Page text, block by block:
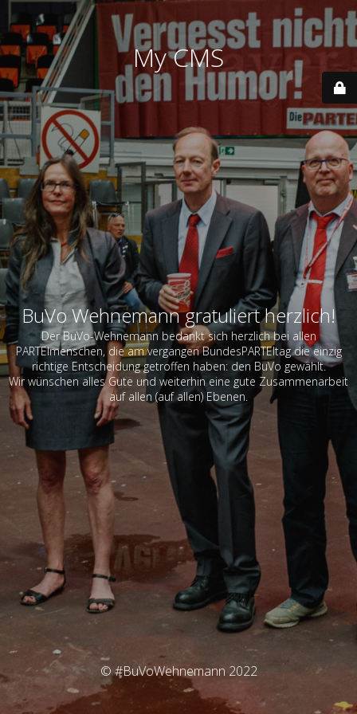
My CMS
BuVo Wehnemann gratuliert herzlich!
Der BuVo-Wehnemann bedankt sich herzlich bei allen
PARTEImenschen, die am vergangen BundesPARTEItag die einzig
richtige Entscheidung getroffen haben: den BuVo gewählt.
Wir wünschen alles Gute und weiterhin eine gute Zusammenarbeit
auf allen (auf allen) Ebenen.
© #BuVoWehnemann 2022